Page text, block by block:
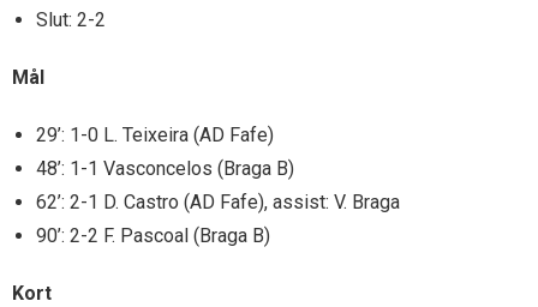
Slut: 2-2
Mål
29’: 1-0 L. Teixeira (AD Fafe)
48’: 1-1 Vasconcelos (Braga B)
62’: 2-1 D. Castro (AD Fafe), assist: V. Braga
90’: 2-2 F. Pascoal (Braga B)
Kort